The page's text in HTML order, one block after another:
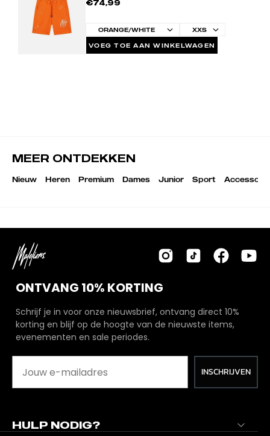
€74,99
VOEG TOE AAN WINKELWAGEN
MEER ONTDEKKEN
Nieuw Heren Premium Dames Junior Sport
ONTVANG 10% KORTING
Schrijf je in voor onze nieuwsbrief, ontvang direct 10%
korting en blijf op de hoogte van de nieuwste items,
evenementen en sale periodes.
INSCHRIJVEN
HULP NODIG?